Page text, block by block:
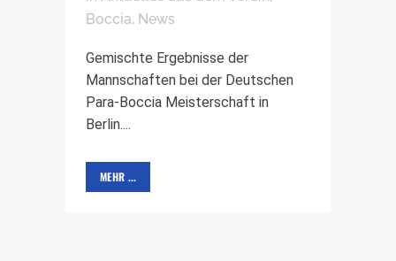
Boccia, News
Gemischte Ergebnisse der
Mannschaften bei der Deutschen
Para-Boccia Meisterschaft in
Berlin....
MEHR ...